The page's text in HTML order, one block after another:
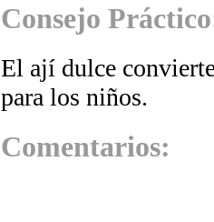
Consejo
El ají dulce
para los niños.
Comentarios: